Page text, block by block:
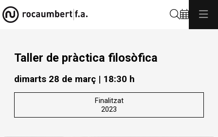
Taller de pràctica filosòfica
dimarts 28 de març | 18:30 h
Finalitzat
2023